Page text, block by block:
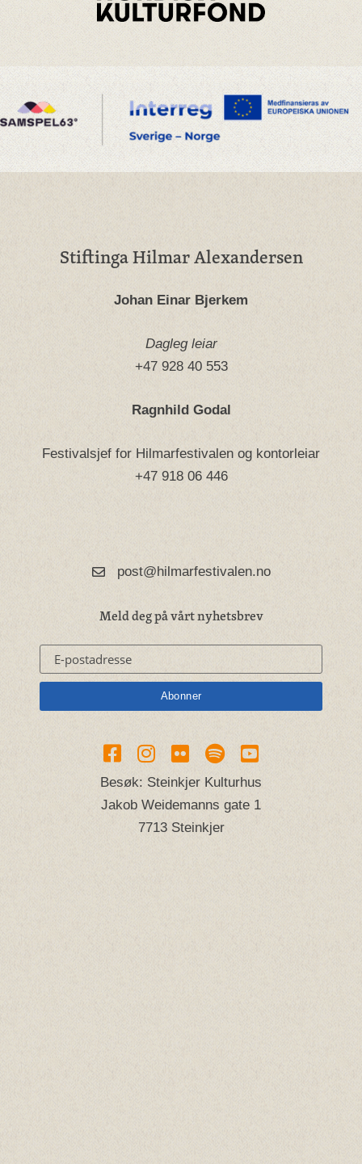
Stiftinga Hilmar Alexandersen
Johan Einar Bjerkem
Dagleg leiar
+47 928 40 553
Ragnhild Godal
Festivalsjef for Hilmarfestivalen og kontorleiar
+47 918 06 446
post@hilmarfestivalen.no
Meld deg på vårt nyhetsbrev
Besøk: Steinkjer Kulturhus
Jakob Weidemanns gate 1
7713 Steinkjer